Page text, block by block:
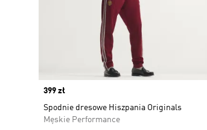
Price
399 zł
Spodnie dresowe Hiszpania Originals
Męskie Performance